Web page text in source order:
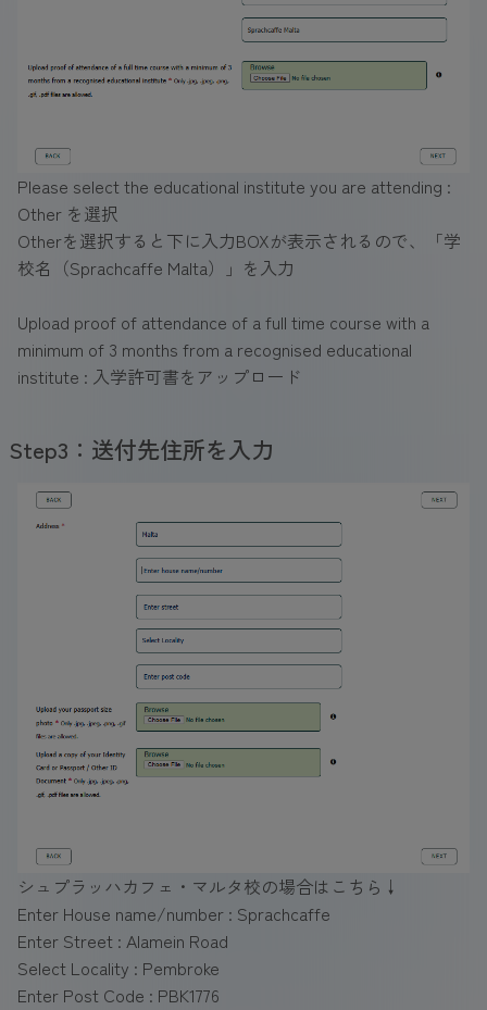
Please select the educational institute you are attending :
Other を選択
Otherを選択すると下に入力BOXが表示されるので、「学
校名（Sprachcaffe Malta）」を入力
Upload proof of attendance of a full time course with a
minimum of 3 months from a recognised educational
institute : 入学許可書をアップロード
Step3：送付先住所を入力
シュプラッハカフェ・マルタ校の場合はこちら↓
Enter House name/number : Sprachcaffe
Enter Street : Alamein Road
Select Locality : Pembroke
Enter Post Code : PBK1776